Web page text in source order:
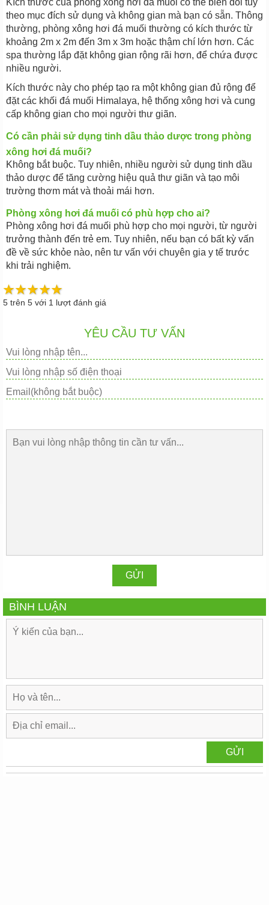
Kích thước của phòng xông hơi đá muối có thể biến đổi tùy
theo mục đích sử dụng và không gian mà bạn có sẵn. Thông
thường, phòng xông hơi đá muối thường có kích thước từ
khoảng 2m x 2m đến 3m x 3m hoặc thậm chí lớn hơn. Các
spa thường lắp đặt không gian rộng rãi hơn, để chứa được
nhiều người.
Kích thước này cho phép tạo ra một không gian đủ rộng để
đặt các khối đá muối Himalaya, hệ thống xông hơi và cung
cấp không gian cho mọi người thư giãn.
Có cần phải sử dụng tinh dầu thảo dược trong phòng
xông hơi đá muối?
Không bắt buộc. Tuy nhiên, nhiều người sử dụng tinh dầu
thảo dược để tăng cường hiệu quả thư giãn và tạo môi
trường thơm mát và thoải mái hơn.
Phòng xông hơi đá muối có phù hợp cho ai?
Phòng xông hơi đá muối phù hợp cho mọi người, từ người
trưởng thành đến trẻ em. Tuy nhiên, nếu bạn có bất kỳ vấn
đề về sức khỏe nào, nên tư vấn với chuyên gia y tế trước
khi trải nghiệm.
5 trên 5 với 1 lượt đánh giá
YÊU CẦU TƯ VẤN
BÌNH LUẬN